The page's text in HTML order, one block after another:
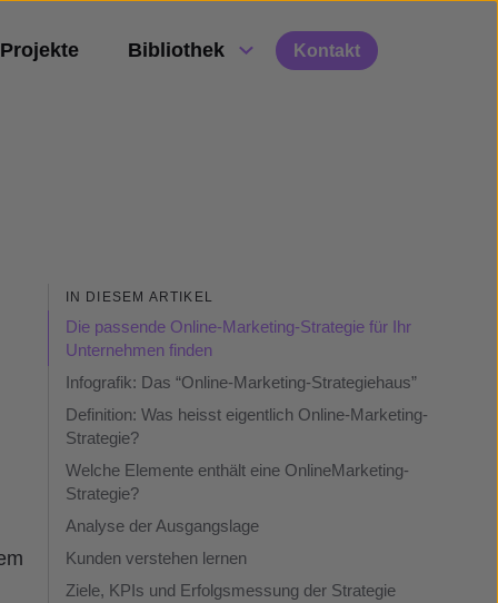
Projekte Bibliothek Kontakt
IN DIESEM ARTIKEL
Die passende Online-Marketing-Strategie für Ihr
Unternehmen finden
Infografik: Das “Online-Marketing-Strategiehaus”
Definition: Was heisst eigentlich Online-Marketing-
Strategie?
Welche Elemente enthält eine OnlineMarketing-
Strategie?
Analyse der Ausgangslage
Kunden verstehen lernen
Ziele, KPIs und Erfolgsmessung der Strategie